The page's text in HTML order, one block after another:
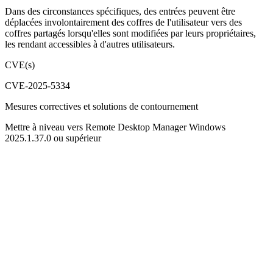
Dans des circonstances spécifiques, des entrées peuvent être
déplacées involontairement des coffres de l'utilisateur vers des
coffres partagés lorsqu'elles sont modifiées par leurs propriétaires,
les rendant accessibles à d'autres utilisateurs.
CVE(s)
CVE-2025-5334
Mesures correctives et solutions de contournement
Mettre à niveau vers Remote Desktop Manager Windows
2025.1.37.0 ou supérieur